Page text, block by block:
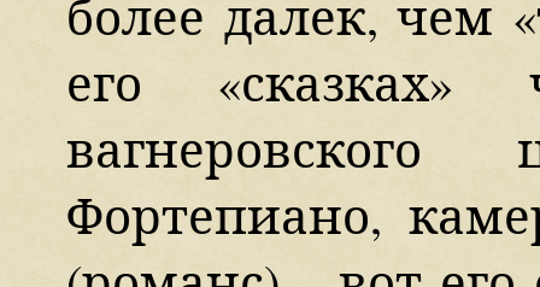
более далек, чем
его «сказках»
вагнеровского
Фортепиано,